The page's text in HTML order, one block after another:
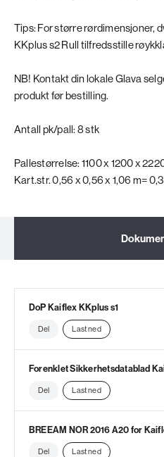
Tips: For større rørdimensjoner,
KKplus s2 Rull tilfredsstille
NB! Kontakt din lokale Glava
produkt før bestilling.
Antall pk/pall: 8 stk
Pallestørrelse: 1100 x 1200 x
Kart.str. 0,56 x 0,56 x 1,06 m=
DoP Kaiflex KKplus s1
Del Last ned
Forenklet Sikkerhetsdatablad
Del Last ned
BREEAM NOR 2016 A20 for
Del Last ned